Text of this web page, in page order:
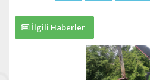
İlgili Haberler